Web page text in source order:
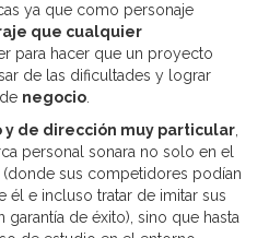
ya que como personaje
que cualquier
para hacer que un proyecto
de las dificultades y lograr
negocio
de dirección muy particular
personal sonara no solo en el
sus competidores podían
él e incluso tratar de imitar sus
de éxito), sino que hasta